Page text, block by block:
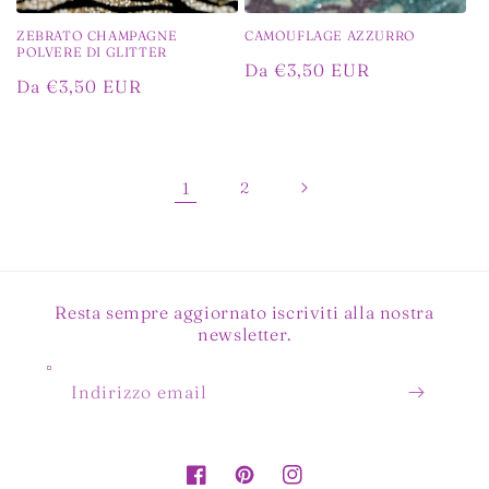
ZEBRATO CHAMPAGNE
POLVERE DI GLITTER
Prezzo
Da €3,50 EUR
CAMOUFLAGE AZZURRO
Prezzo
Da €3,50 EUR
1 2
Resta sempre aggiornato iscriviti alla nostra
newsletter.
Indirizzo email